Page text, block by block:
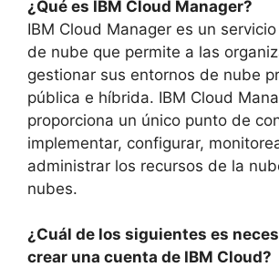
¿Qué es IBM Cloud Manager?
IBM Cloud Manager es un
de nube que permite a las
gestionar sus entornos de nube
pública e híbrida. IBM Cloud
proporciona un único punto de
implementar, configurar,
administrar los recursos de la
nubes.
¿Cuál de los siguientes es
crear una cuenta de IBM Cloud?